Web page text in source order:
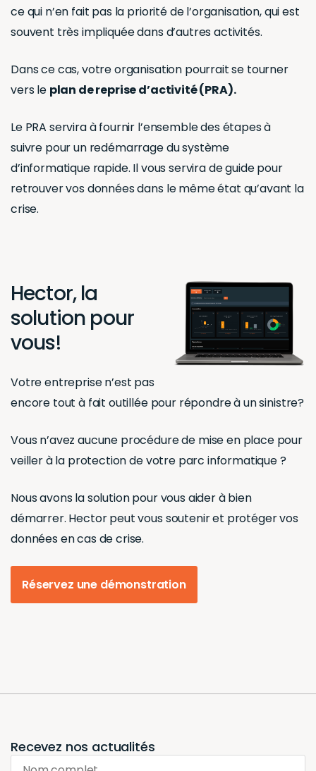
ce qui n’en fait pas la priorité de l’organisation, qui est
souvent très impliquée dans d’autres activités.
Dans ce cas, votre organisation pourrait se tourner
vers le plan de reprise d’activité (PRA).
Le PRA servira à fournir l’ensemble des étapes à
suivre pour un redémarrage du système
d’informatique rapide. Il vous servira de guide pour
retrouver vos données dans le même état qu’avant la
crise.
Hector, la
solution pour
vous!
Votre entreprise n’est pas
encore tout à fait outillée pour répondre à un sinistre?
Vous n’avez aucune procédure de mise en place pour
veiller à la protection de votre parc informatique ?
Nous avons la solution pour vous aider à bien
démarrer. Hector peut vous soutenir et protéger vos
données en cas de crise.
Réservez une démonstration
Recevez nos actualités
Nom complet